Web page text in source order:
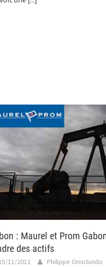
: Maurel et Prom
des actifs
11/2012 Philippe Omotundo